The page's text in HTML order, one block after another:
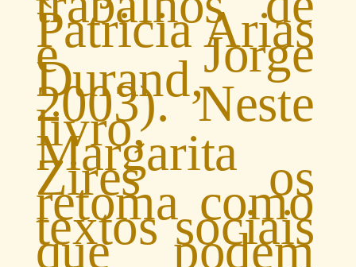
Patricia Arias
e Jorge
Durand,
2003). Neste
livro,
Margarita
Zires os
retoma como
textos sociais
que podem